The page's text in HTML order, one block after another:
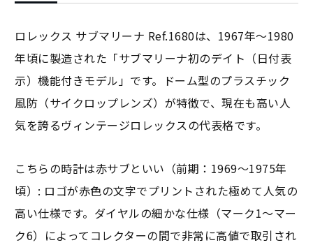
ロレックス サブマリーナ Ref.1680は、1967年〜1980
年頃に製造された「サブマリーナ初のデイト（日付表
示）機能付きモデル」です。ドーム型のプラスチック
風防（サイクロップレンズ）が特徴で、現在も高い人
気を誇るヴィンテージロレックスの代表格です。
こちらの時計は赤サブといい（前期：1969〜1975年
頃）: ロゴが赤色の文字でプリントされた極めて人気の
高い仕様です。ダイヤルの細かな仕様（マーク1〜マー
ク6）によってコレクターの間で非常に高値で取引され